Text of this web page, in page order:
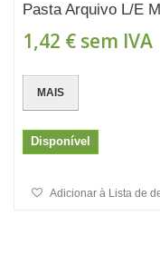
Pasta Arquivo L/E
1,42 € sem IVA
MAIS
Disponível
Adicionar à Lista de